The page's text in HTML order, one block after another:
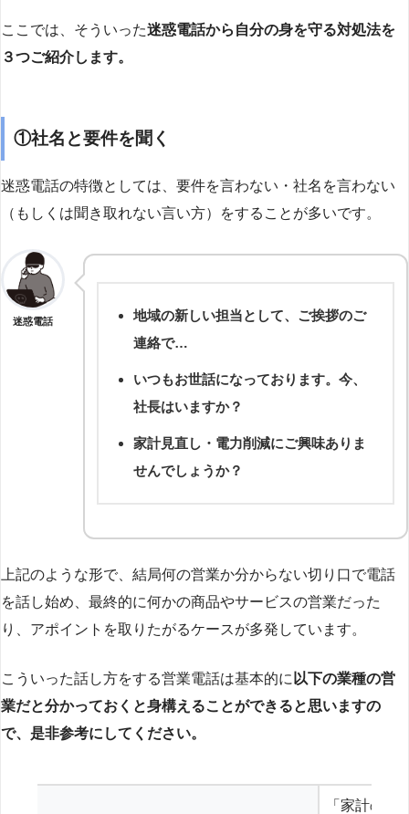
ここでは、そういった迷惑電話から自分の身を守る対処法を
３つご紹介します。
①社名と要件を聞く
迷惑電話の特徴としては、要件を言わない・社名を言わない
（もしくは聞き取れない言い方）をすることが多いです。
迷惑電話
地域の新しい担当として、ご挨拶のご
連絡で…
いつもお世話になっております。今、
社長はいますか？
家計見直し・電力削減にご興味ありま
せんでしょうか？
上記のような形で、結局何の営業か分からない切り口で電話
を話し始め、最終的に何かの商品やサービスの営業だった
り、アポイントを取りたがるケースが多発しています。
こういった話し方をする営業電話は基本的に 以下の業種の営
業だと分かっておくと身構えることができると思いますの
で、是非参考にしてください。
「家計の見